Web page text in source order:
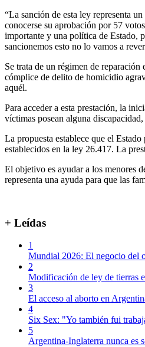
“La sanción de esta ley representa
conocerse su aprobación por 57
importante y una política de Estado,
sancionemos esto no lo vamos a
Se trata de un régimen de
cómplice de delito de homicidio
aquél.
Para acceder a esta prestación, la
víctimas posean alguna
La propuesta establece que el
establecidos en la ley 26.417. La
El objetivo es ayudar a los menores
representa una ayuda para que las
+ Leídas
1
Mundial 2026: El negocio del
2
Modificación de ley de tierras
3
El acceso al aborto en
4
Six Sex: "Yo también fui
5
Argentina-Inglaterra nunca es